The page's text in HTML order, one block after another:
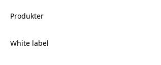
Produkter
White label